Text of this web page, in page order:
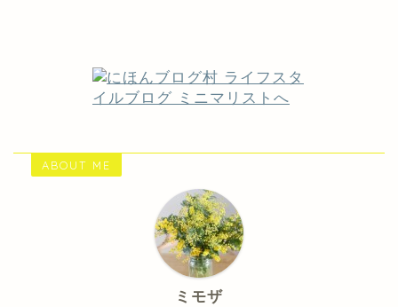
ABOUT ME
ミモザ